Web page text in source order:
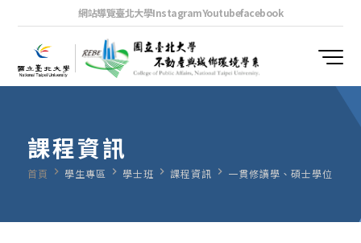
網站導覽臺北大學InstagramYoutubefacebook
課程資訊
首頁 navigate_next 學生專區 navigate_next 學士班 navigate_next 課程資訊 navigate_next 一貫修讀學、碩士學位